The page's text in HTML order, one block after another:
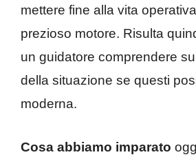
mettere fine alla vita
prezioso motore. Risulta
un guidatore comprendere
della situazione se questi
moderna.
Cosa abbiamo imparato